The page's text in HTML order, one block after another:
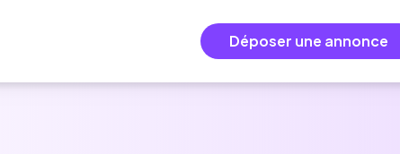
Déposer une annonce